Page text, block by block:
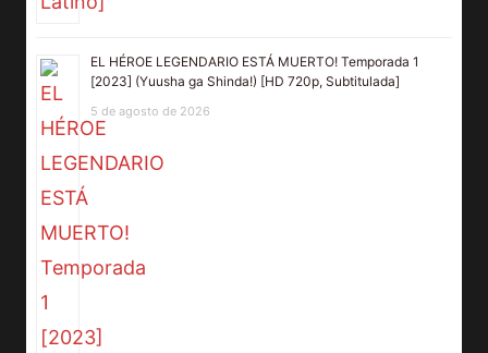
EL HÉROE LEGENDARIO ESTÁ MUERTO! Temporada 1
[2023] (Yuusha ga Shinda!) [HD 720p, Subtitulada]
5 de agosto de 2026